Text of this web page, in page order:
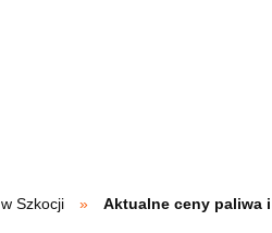
Szkocji Aktualne ceny paliwa